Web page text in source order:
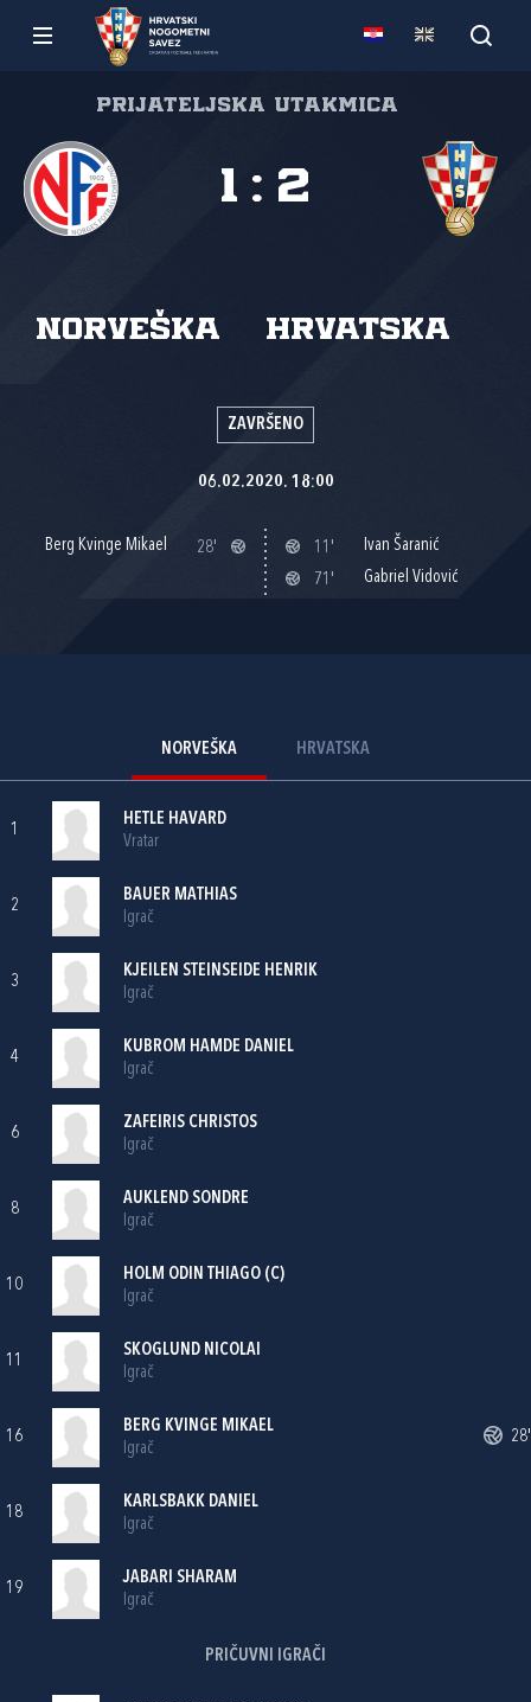
Prijateljska utakmica
Norveška Hrvatska
1 : 2
ZAVRŠENO
06.02.2020. 18:00
Berg Kvinge Mikael 28' 11'
Ivan Šaranić
71'
Gabriel Vidović
NORVEŠKA HRVATSKA
1
HETLE HAVARD
Vratar
2
BAUER MATHIAS
Igrač
3
KJEILEN STEINSEIDE HENRIK
Igrač
4
KUBROM HAMDE DANIEL
Igrač
6
ZAFEIRIS CHRISTOS
Igrač
8
AUKLEND SONDRE
Igrač
10
HOLM ODIN THIAGO (C)
Igrač
11
SKOGLUND NICOLAI
Igrač
16
BERG KVINGE MIKAEL
Igrač
28'
18
KARLSBAKK DANIEL
Igrač
19
JABARI SHARAM
Igrač
PRIČUVNI IGRAČI